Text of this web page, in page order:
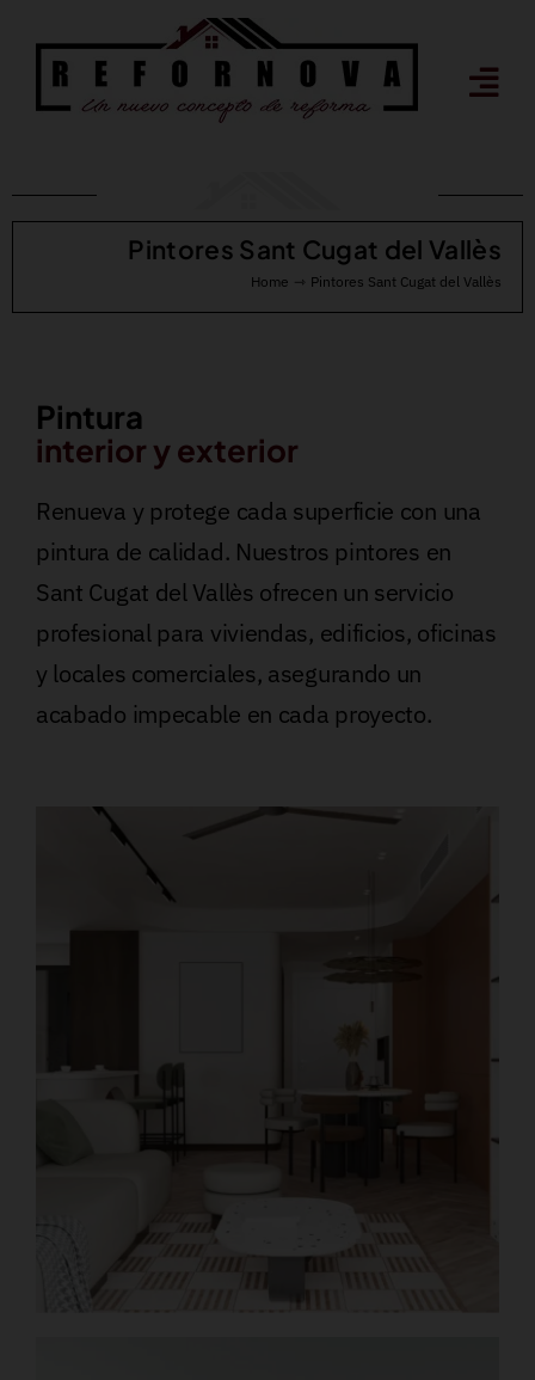
contenido
Pintores Sant Cugat del Vallès
Home Pintores Sant Cugat del Vallès
Pintura
interior y exterior
Renueva y protege cada superficie con una
pintura de calidad. Nuestros pintores en
Sant Cugat del Vallès ofrecen un servicio
profesional para viviendas, edificios, oficinas
y locales comerciales, asegurando un
acabado impecable en cada proyecto.